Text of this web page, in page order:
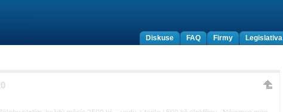
Legislativa
Firmy
FAQ
Diskuse